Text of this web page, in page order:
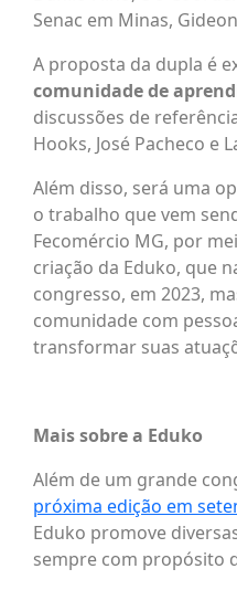
Senac em Minas,
A proposta da dupla é
comunidade de
discussões de
Hooks, José Pacheco e
Além disso, será uma
o trabalho que vem
Fecomércio MG, por
criação da Eduko, que
congresso, em 2023,
comunidade com
transformar suas
Mais sobre a Eduko
Além de um grande
próxima edição em
Eduko promove
sempre com propósito